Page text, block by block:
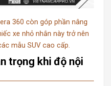
360 còn góp phần nâng
xe nhỏ nhắn này trở nên
mẫu SUV cao cấp.
trọng khi độ nội